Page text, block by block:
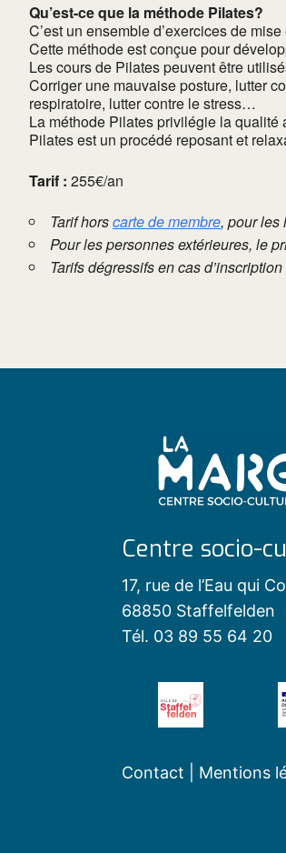
Qu’est-ce que la méthode Pilates?
C’est un ensemble d’exercices de
Cette méthode est conçue pour
Les cours de Pilates peuvent être
Corriger une mauvaise posture, lutter
respiratoire, lutter contre le stress…
La méthode Pilates privilégie la
Pilates est un procédé reposant et
Tarif : 255€/an
Tarif horscarte de membre, pour les
Pour les personnes extérieures, le
Tarifs dégressifs en cas
Centre socio-
17, rue de l’Eau qui
68850 Staffelfelden
Tél. 03 89 55 64 20
Contact Mentions